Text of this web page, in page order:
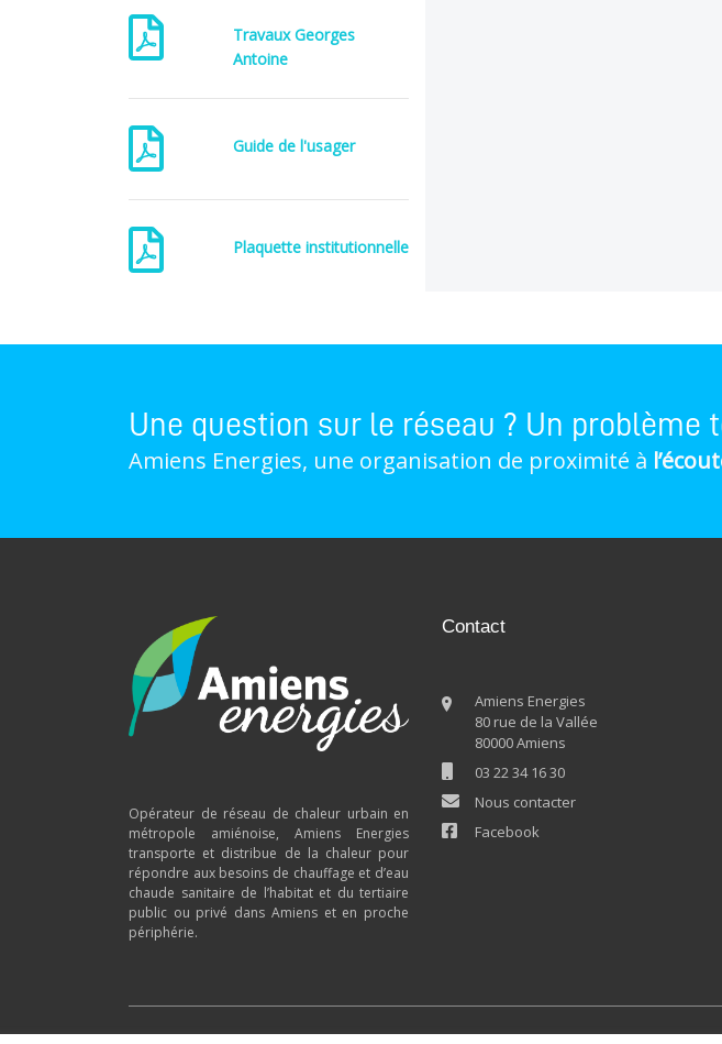
Travaux Georges
Antoine
Guide de l'usager
Plaquette institutionnelle
Une question sur le réseau ? Un problème
Amiens Energies, une organisation de proximité à
Opérateur de réseau de chaleur urbain en
métropole amiénoise, Amiens Energies
transporte et distribue de la chaleur pour
répondre aux besoins de chauffage et d’eau
chaude sanitaire de l’habitat et du tertiaire
public ou privé dans Amiens et en proche
périphérie.
Contact
Amiens Energies
80 rue de la Vallée
80000 Amiens
03 22 34 16 30
Nous contacter
Facebook